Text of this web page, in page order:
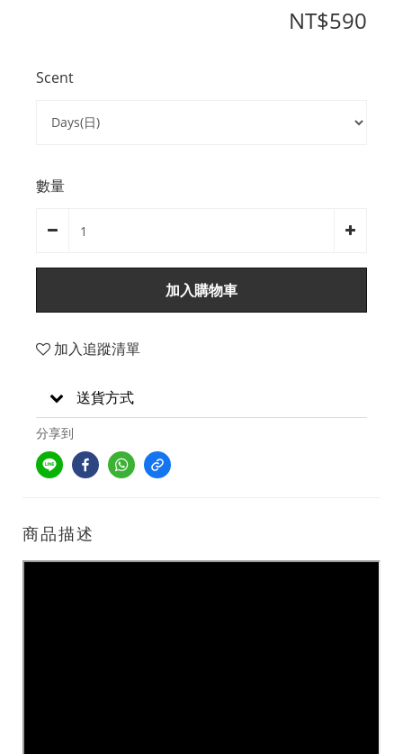
NT$590
Scent
數量
加入購物車
加入追蹤清單
送貨方式
分享到
商品描述